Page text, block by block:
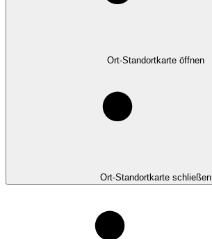
Ort-Standortkarte öffnen
Ort-Standortkarte schließen